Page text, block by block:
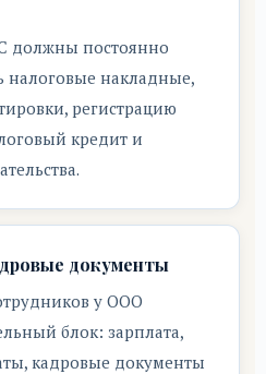
должны постоянно
налоговые накладные,
регистрацию
кредит и
документы
у ООО
блок: зарплата,
кадровые документы